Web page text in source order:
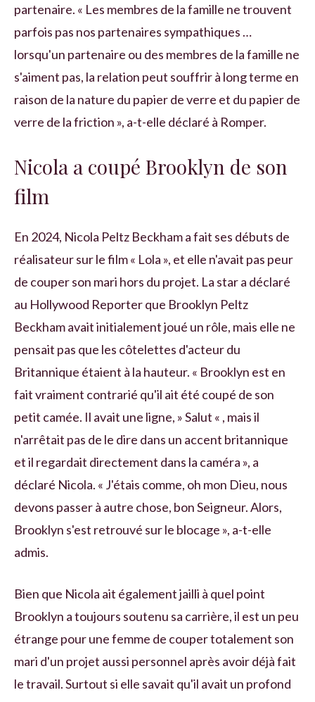
partenaire. « Les membres de la famille ne trouvent
parfois pas nos partenaires sympathiques …
lorsqu'un partenaire ou des membres de la famille ne
s'aiment pas, la relation peut souffrir à long terme en
raison de la nature du papier de verre et du papier de
verre de la friction », a-t-elle déclaré à Romper.
Nicola a coupé Brooklyn de son
film
En 2024, Nicola Peltz Beckham a fait ses débuts de
réalisateur sur le film « Lola », et elle n'avait pas peur
de couper son mari hors du projet. La star a déclaré
au Hollywood Reporter que Brooklyn Peltz
Beckham avait initialement joué un rôle, mais elle ne
pensait pas que les côtelettes d'acteur du
Britannique étaient à la hauteur. « Brooklyn est en
fait vraiment contrarié qu'il ait été coupé de son
petit camée. Il avait une ligne, » Salut « , mais il
n'arrêtait pas de le dire dans un accent britannique
et il regardait directement dans la caméra », a
déclaré Nicola. « J'étais comme, oh mon Dieu, nous
devons passer à autre chose, bon Seigneur. Alors,
Brooklyn s'est retrouvé sur le blocage », a-t-elle
admis.
Bien que Nicola ait également jailli à quel point
Brooklyn a toujours soutenu sa carrière, il est un peu
étrange pour une femme de couper totalement son
mari d'un projet aussi personnel après avoir déjà fait
le travail. Surtout si elle savait qu'il avait un profond